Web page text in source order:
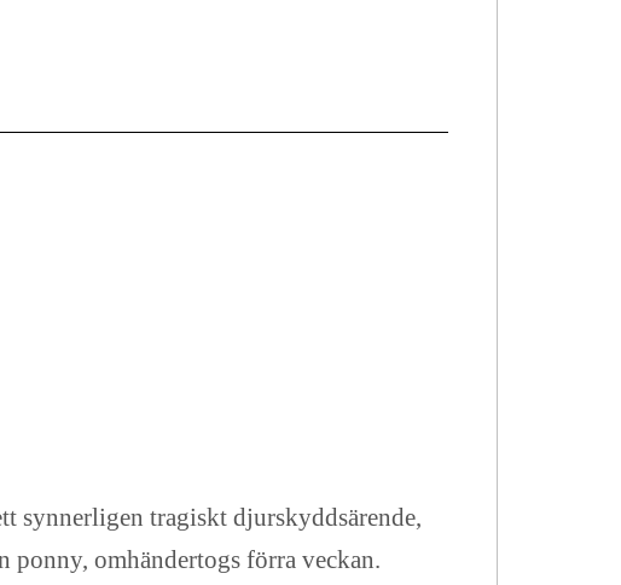
synnerligen tragiskt djurskyddsärende,
ponny, omhändertogs förra veckan.